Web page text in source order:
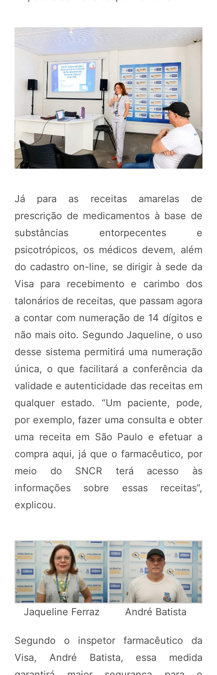
Já para as receitas amarelas de
prescrição de medicamentos à base de
substâncias entorpecentes e
psicotrópicos, os médicos devem, além
do cadastro on-line, se dirigir à sede da
Visa para recebimento e carimbo dos
talonários de receitas, que passam agora
a contar com numeração de 14 dígitos e
não mais oito. Segundo Jaqueline, o uso
desse sistema permitirá uma numeração
única, o que facilitará a conferência da
validade e autenticidade das receitas em
qualquer estado. “Um paciente, pode,
por exemplo, fazer uma consulta e obter
uma receita em São Paulo e efetuar a
compra aqui, já que o farmacêutico, por
meio do SNCR terá acesso às
informações sobre essas receitas”,
explicou.
Jaqueline Ferraz André Batista
Segundo o inspetor farmacêutico da
Visa, André Batista, essa medida